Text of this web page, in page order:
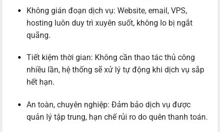
Không gián đoạn dịch vụ: Website, email, VPS,
hosting luôn duy trì xuyên suốt, không lo bị ngắt
quãng.
Tiết kiệm thời gian: Không cần thao tác thủ công
nhiều lần, hệ thống sẽ xử lý tự động khi dịch vụ sắp
hết hạn.
An toàn, chuyên nghiệp: Đảm bảo dịch vụ được
quản lý tập trung, hạn chế rủi ro do quên thanh toán.